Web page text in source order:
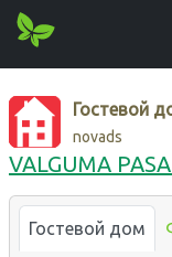
Гостевой
novads
VALGUMA
Гостевой дом